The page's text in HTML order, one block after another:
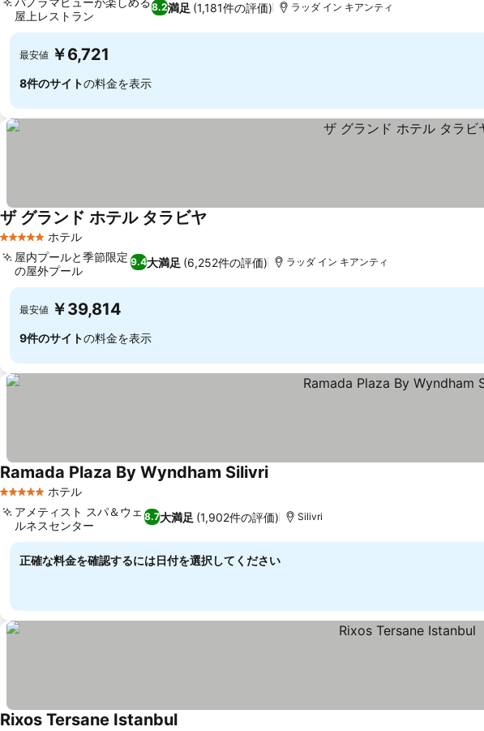
8.2満足 (1,181件の評価)
屋上レストラン
ラッダ イン キアンティ
最安値 ￥6,721
8件のサイトの料金を表示
5 ホテルのランク
ホテル
ザ グランド ホテル タラビヤ
9.4大満足 (6,252件の評価)
屋内プールと季節限定
の屋外プール
ラッダ イン キアンティ
最安値 ￥39,814
9件のサイトの料金を表示
5 ホテルのランク
ホテル
Ramada Plaza By Wyndham Silivri
8.7大満足 (1,902件の評価)
アメティスト スパ＆ウェ
ルネスセンター
Silivri
正確な料金を確認するには日付を選択してください
Rixos Tersane Istanbul